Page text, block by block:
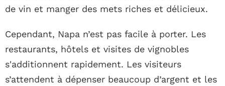
de vin et manger des mets riches et délicieux.
Cependant, Napa n’est pas facile à porter. Les
restaurants, hôtels et visites de vignobles
s'additionnent rapidement. Les visiteurs
s’attendent à dépenser beaucoup d’argent et les